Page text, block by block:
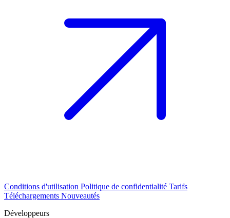
Conditions d'utilisation Politique de confidentialité Tarifs
Téléchargements Nouveautés
Développeurs